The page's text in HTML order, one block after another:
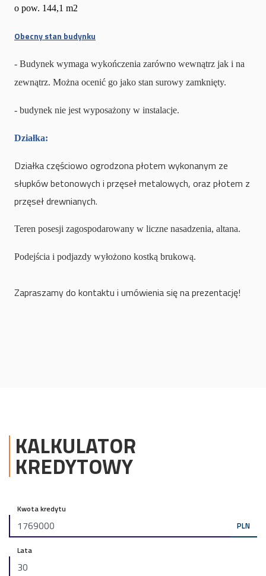
o pow. 144,1 m2
Obecny stan budynku
- Budynek wymaga wykończenia zarówno wewnątrz jak i na
zewnątrz. Można ocenić go jako stan surowy zamknięty.
- budynek nie jest wyposażony w instalacje.
Działka:
Działka częściowo ogrodzona płotem wykonanym ze
słupków betonowych i przęseł metalowych, oraz płotem z
przęseł drewnianych.
Teren posesji zagospodarowany w liczne nasadzenia, altana.
Podejścia i podjazdy wyłożono kostką brukową.
Zapraszamy do kontaktu i umówienia się na prezentację!
KALKULATOR
KREDYTOWY
Kwota kredytu
PLN
Lata